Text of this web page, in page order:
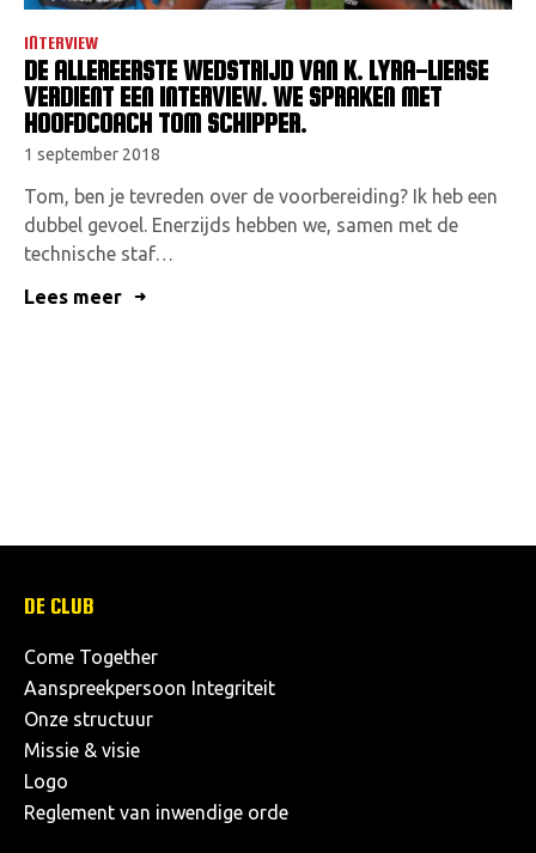
INTERVIEW
DE ALLEREERSTE WEDSTRIJD VAN K. LYRA-LIERSE
VERDIENT EEN INTERVIEW. WE SPRAKEN MET
HOOFDCOACH TOM SCHIPPER.
1 september 2018
Tom, ben je tevreden over de voorbereiding? Ik heb een
dubbel gevoel. Enerzijds hebben we, samen met de
technische staf…
Lees meer
DE CLUB
Come Together
Aanspreekpersoon Integriteit
Onze structuur
Missie & visie
Logo
Reglement van inwendige orde